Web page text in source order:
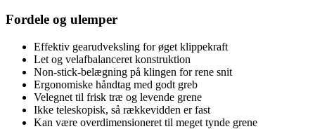
Fordele og ulemper
Effektiv gearudveksling for øget klippekraft
Let og velafbalanceret konstruktion
Non-stick-belægning på klingen for rene snit
Ergonomiske håndtag med godt greb
Velegnet til frisk træ og levende grene
Ikke teleskopisk, så rækkevidden er fast
Kan være overdimensioneret til meget tynde grene